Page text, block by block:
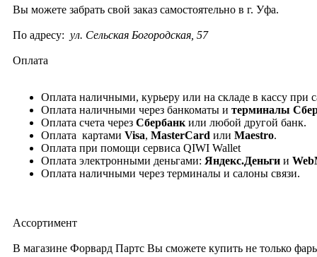
Вы можете забрать cвой заказ самостоятельно в г. Уфа.
По адресу: ул. Сельская Богородская, 57
Оплата
Оплата наличными, курьеру или на складе в кассу при
Оплата наличными через банкоматы и терминалы
Оплата счета через Сбербанк или любой другой банк.
Оплата картами Visa, MasterCard или Maestro.
Оплата при помощи сервиса QIWI Wallet
Оплата электронными деньгами: Яндекс.Деньги и
Оплата наличными через терминалы и салоны связи.
Ассортимент
В магазине Форвард Партс Вы сможете купить не только